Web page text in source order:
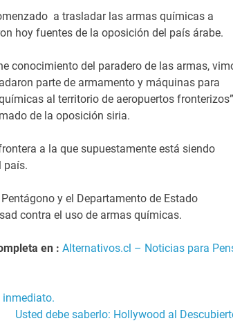
a trasladar las armas químicas a
hoy fuentes de la oposición del país árabe.
conocimiento del paradero de las armas,
parte de armamento y máquinas para
al territorio de aeropuertos
de la oposición siria.
a la que supuestamente está siendo
país.
y el Departamento de Estado
contra el uso de armas químicas.
en : Alternativos.cl – Noticias para
inmediato.
Usted debe saberlo: Hollywood al